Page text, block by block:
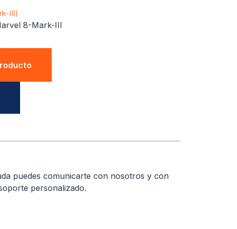
III)
8-Mark-III
puedes comunicarte con nosotros y con
personalizado.